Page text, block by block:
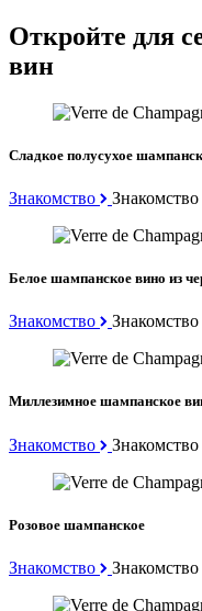
Откройте для
вин
Сладкое полусухое
Знакомство Знакомство
Белое шампанское вино из
Знакомство Знакомство
Миллезимное шампанское
Знакомство Знакомство
Розовое шампанское
Знакомство Знакомство